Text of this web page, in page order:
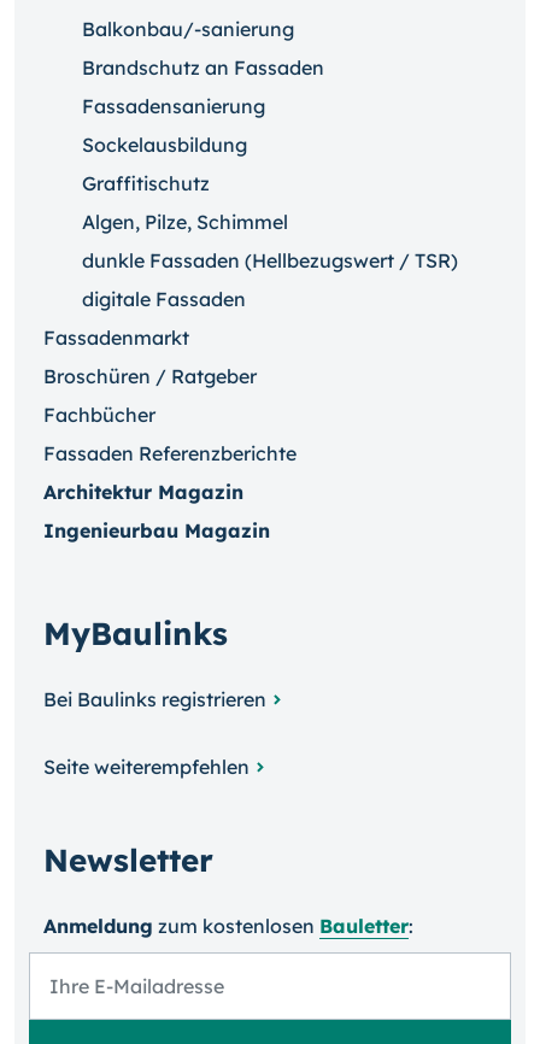
Balkonbau/-sanierung
Brandschutz an Fassaden
Fassadensanierung
Sockelausbildung
Graffitischutz
Algen, Pilze, Schimmel
dunkle Fassaden (Hellbezugswert / TSR)
digitale Fassaden
Fassadenmarkt
Broschüren / Ratgeber
Fachbücher
Fassaden Referenzberichte
Architektur Magazin
Ingenieurbau Magazin
MyBaulinks
Bei Baulinks registrieren
Seite weiterempfehlen
Newsletter
Anmeldung zum kosten­losen Bauletter: